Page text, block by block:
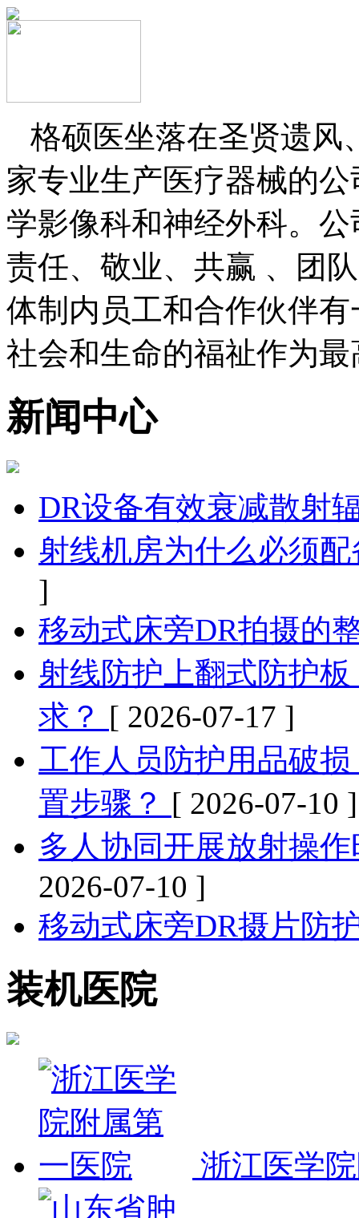
格硕医坐落在圣贤遗风
家专业生产医疗器械的
学影像科和神经外科。
责任、敬业、共赢 、团
体制内员工和合作伙伴
社会和生命的福祉作为
新闻中心
DR设备有效衰减散射
射线机房为什么必须
]
移动式床旁DR拍摄的
射线防护上翻式防护
求？ [ 2026-07-17 ]
工作人员防护用品破
置步骤？ [ 2026-07-10 ]
多人协同开展放射操
2026-07-10 ]
移动式床旁DR摄片防
装机医院
浙江医学